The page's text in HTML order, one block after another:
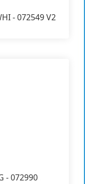
- 072549 V2
- 072990